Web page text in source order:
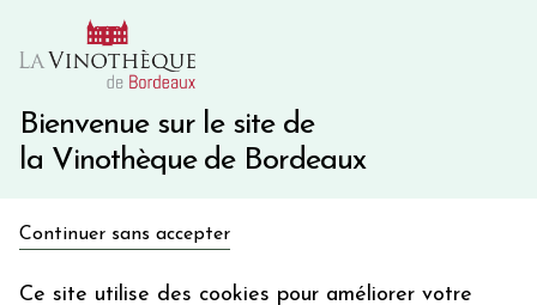
Bienvenue sur le site de
la Vinothèque de Bordeaux
Continuer sans accepter
Ce site utilise des cookies pour améliorer votre
10€ de remise immédiate sur votre première commande
Une question ?
en bon d'achat